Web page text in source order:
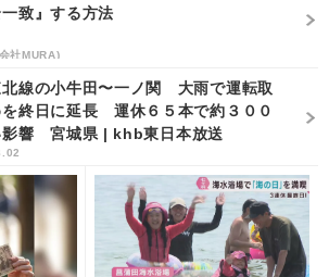
一致』する方法
社MURA)
北線の小牛田〜一ノ関 大雨で運転取
を終日に延長 運休６５本で約３００
影響 宮城県 | khb東日本放送